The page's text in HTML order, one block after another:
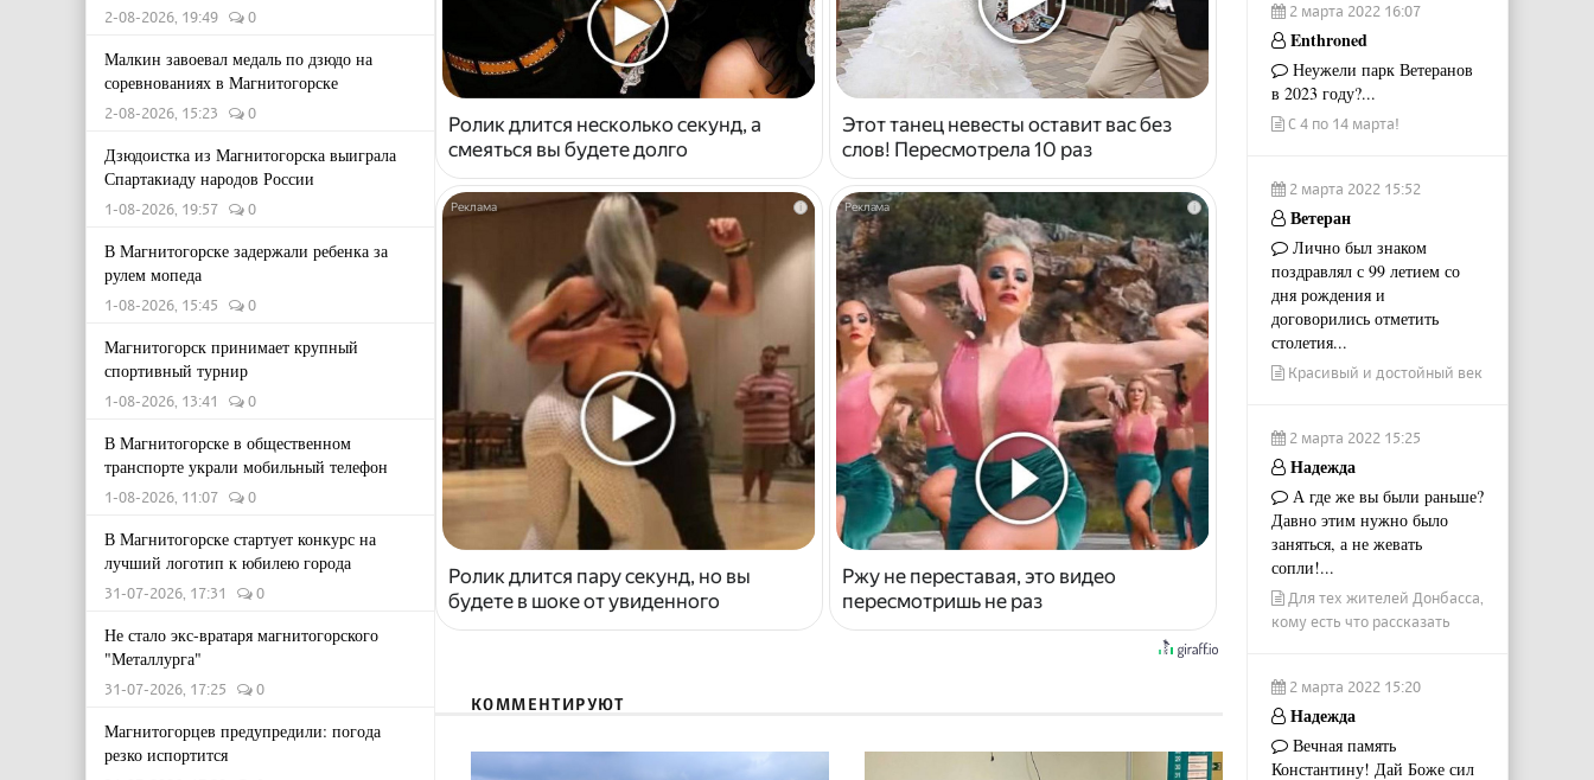
2-08-2026, 19:49 0
Малкин завоевал медаль по дзюдо на
соревнованиях в Магнитогорске
2-08-2026, 15:23 0
Дзюдоистка из Магнитогорска выиграла
Спартакиаду народов России
1-08-2026, 19:57 0
В Магнитогорске задержали ребенка за
рулем мопеда
1-08-2026, 15:45 0
Магнитогорск принимает крупный
спортивный турнир
1-08-2026, 13:41 0
В Магнитогорске в общественном
транспорте украли мобильный телефон
1-08-2026, 11:07 0
В Магнитогорске стартует конкурс на
лучший логотип к юбилею города
31-07-2026, 17:31 0
Не стало экс-вратаря магнитогорского
"Металлурга"
31-07-2026, 17:25 0
Магнитогорцев предупредили: погода
резко испортится
Ролик длится несколько секунд, а
смеяться вы будете долго
Этот танец невесты оставит вас без
слов! Пересмотрела 10 раз
i
Ролик длится пару секунд, но вы
будете в шоке от увиденного
i
Ржу не переставая, это видео
пересмотришь не раз
КОММЕНТИРУЮТ
2 марта 2022 16:07
Enthroned
Неужели парк Ветеранов
в 2023 году?...
С 4 по 14 марта!
2 марта 2022 15:52
Ветеран
Лично был знаком
поздравлял с 99 летием со
дня рождения и
договорились отметить
столетия...
Красивый и достойный век
2 марта 2022 15:25
Надежда
А где же вы были раньше?
Давно этим нужно было
заняться, а не жевать
сопли!...
Для тех жителей Донбасса,
кому есть что рассказать
2 марта 2022 15:20
Надежда
Вечная память
Константину! Дай Боже сил